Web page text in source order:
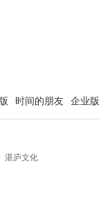
时间的朋友 企业版
湛庐文化